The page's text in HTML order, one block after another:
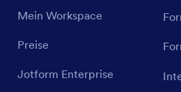
Mein Workspace
Preise
Jotform Enterprise